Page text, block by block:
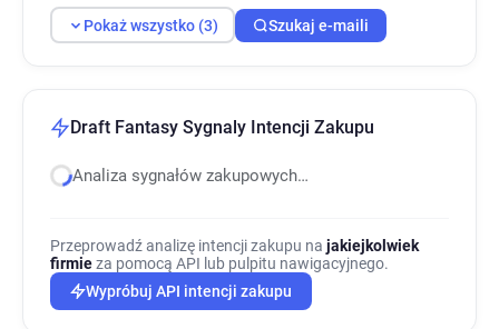
Pokaż wszystko (3) Szukaj e-maili
Draft Fantasy Sygnaly Intencji Zakupu
Analiza sygnałów zakupowych…
Przeprowadź analizę intencji zakupu na jakiejkolwiek
firmieza pomocą API lub pulpitu nawigacyjnego.
Wypróbuj API intencji zakupu